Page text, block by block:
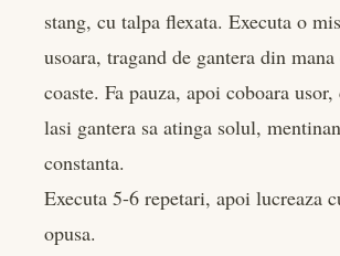
stang, cu talpa flexata. Executa o
usoara, tragand de gantera din
coaste. Fa pauza, apoi coboara
lasi gantera sa atinga solul,
constanta.
Executa 5-6 repetari, apoi lucreaza
opusa.